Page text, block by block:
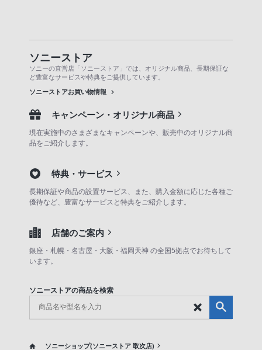
ソニーストア
ソニーの直営店「ソニーストア」では、オリジナル商品、長期保証な
ど豊富なサービスや特典をご提供しています。
ソニーストアお買い物情報
キャンペーン・オリジナル商品
現在実施中のさまざまなキャンペーンや、販売中のオリジナル商
品をご紹介します。
特典・サービス
長期保証や商品の設置サービス、また、購入金額に応じた各種ご
優待など、豊富なサービスと特典をご紹介します。
店舗のご案内
銀座・札幌・名古屋・大阪・福岡天神 の全国5拠点でお待ちして
います。
ソニーストアの商品を検索
ソニーショップ(ソニーストア 取次店)